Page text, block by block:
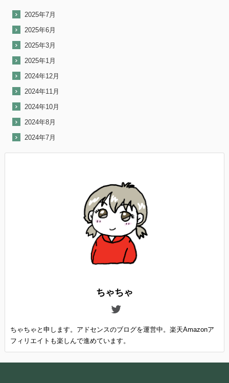
2025年7月
2025年6月
2025年3月
2025年1月
2024年12月
2024年11月
2024年10月
2024年8月
2024年7月
ちゃちゃ
ちゃちゃと申します。アドセンスのブログを運営中。楽天Amazonア
フィリエイトも楽しんで進めています。